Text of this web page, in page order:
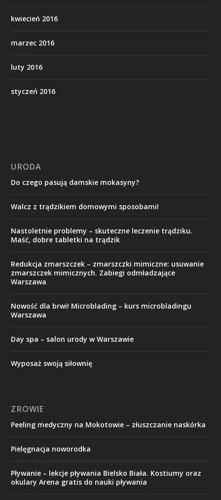
kwiecień 2016
marzec 2016
luty 2016
styczeń 2016
URODA
Do czego pasują damskie mokasyny?
Walcz z trądzikiem domowymi sposobami!
Nastoletnie problemy – skuteczne leczenie trądziku.
Maść, dobre tabletki na trądzik
Redukcja zmarszczek – zmarszczki mimiczne: usuwanie
zmarszczek mimicznych. Zabiegi odmładzające
Warszawa
Nowość dla brwi! Microblading – kurs microbladingu
Warszawa
Day spa – salon urody w Warszawie
Wyposaż swoją siłownię
ZROWIE
Peeling medyczny na Mokotowie – złuszczanie naskórka
Pielęgnacja noworodka
Pływanie – lekcje pływania Bielsko Biała. Kostiumy oraz
okulary Arena gratis do nauki pływania